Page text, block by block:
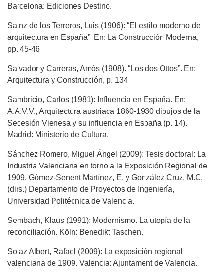
Barcelona: Ediciones Destino.
Sainz de los Terreros, Luis (1906): “El estilo moderno de
arquitectura en España”. En: La Construcción Moderna,
pp. 45-46
Salvador y Carreras, Amós (1908). “Los dos Ottos”. En:
Arquitectura y Construcción, p. 134
Sambricio, Carlos (1981): Influencia en España. En:
A.A.V.V., Arquitectura austriaca 1860-1930 dibujos de la
Secesión Vienesa y su influencia en España (p. 14).
Madrid: Ministerio de Cultura.
Sánchez Romero, Miguel Ángel (2009): Tesis doctoral: La
Industria Valenciana en torno a la Exposición Regional de
1909. Gómez-Senent Martínez, E. y González Cruz, M.C.
(dirs.) Departamento de Proyectos de Ingeniería,
Universidad Politécnica de Valencia.
Sembach, Klaus (1991): Modernismo. La utopía de la
reconciliación. Köln: Benedikt Taschen.
Solaz Albert, Rafael (2009): La exposición regional
valenciana de 1909. Valencia: Ajuntament de Valencia.